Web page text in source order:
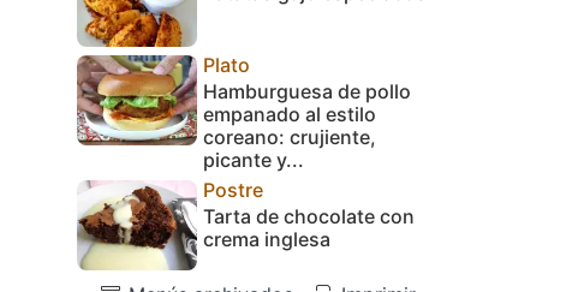
Plato
Hamburguesa de pollo
empanado al estilo
coreano: crujiente,
picante y...
Postre
Tarta de chocolate con
crema inglesa